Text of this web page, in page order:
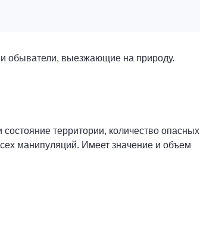
и обыватели, выезжающие на природу.
территории, количество опасных
манипуляций. Имеет значение и объем